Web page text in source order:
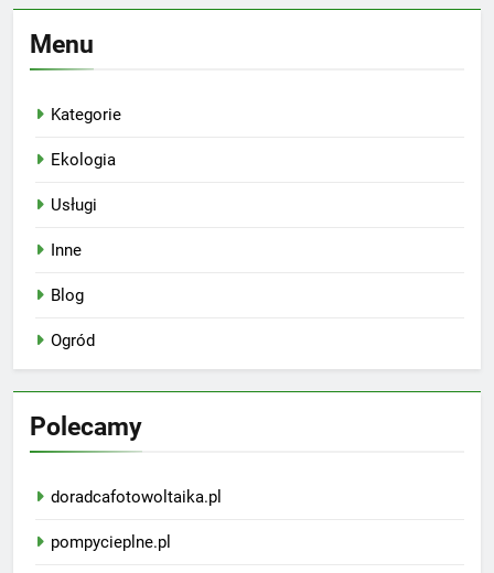
Menu
Kategorie
Ekologia
Usługi
Inne
Blog
Ogród
Polecamy
doradcafotowoltaika.pl
pompycieplne.pl